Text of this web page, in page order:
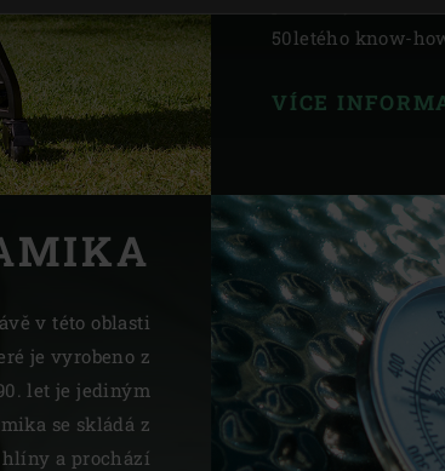
50letého know-
VÍCE
v této oblasti
je vyrobeno z
let je jediným
se skládá z
a prochází